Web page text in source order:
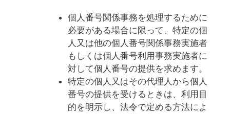
個人番号関係事務を処理するために
必要がある場合に限って、特定の個
人又は他の個人番号関係事務実施者
もしくは個人番号利用事務実施者に
対して個人番号の提供を求めます。
特定の個人又はその代理人から個人
番号の提供を受けるときは、利用目
的を明示し、法令で定める方法によ